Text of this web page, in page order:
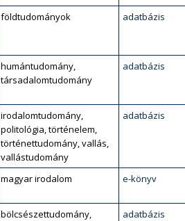
földtudományok adatbázis
humántudomány,
társadalomtudomány
adatbázis
irodalomtudomány,
politológia, történelem,
történettudomány, vallás,
vallástudomány
adatbázis
magyar irodalom e-könyv
bölcsészettudomány,
adatbázis